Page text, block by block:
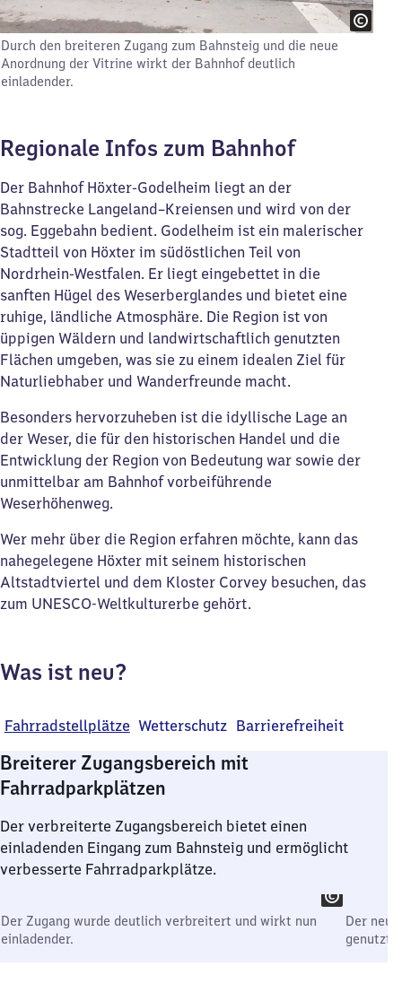
Durch den breiteren Zugang zum Bahnsteig und die neue
Anordnung der Vitrine wirkt der Bahnhof deutlich
einladender.
Regionale Infos zum Bahnhof
Der Bahnhof Höxter-Godelheim liegt an der
Bahnstrecke Langeland–Kreiensen und wird von der
sog. Eggebahn bedient. Godelheim ist ein malerischer
Stadtteil von Höxter im südöstlichen Teil von
Nordrhein-Westfalen. Er liegt eingebettet in die
sanften Hügel des Weserberglandes und bietet eine
ruhige, ländliche Atmosphäre. Die Region ist von
üppigen Wäldern und landwirtschaftlich genutzten
Flächen umgeben, was sie zu einem idealen Ziel für
Naturliebhaber und Wanderfreunde macht.
Besonders hervorzuheben ist die idyllische Lage an
der Weser, die für den historischen Handel und die
Entwicklung der Region von Bedeutung war sowie der
unmittelbar am Bahnhof vorbeiführende
Weserhöhenweg.
Wer mehr über die Region erfahren möchte, kann das
nahegelegene Höxter mit seinem historischen
Altstadtviertel und dem Kloster Corvey besuchen, das
zum UNESCO-Weltkulturerbe gehört.
Was ist neu?
Fahrradstellplätze Wetterschutz Barrierefreiheit
Breiterer Zugangsbereich mit
Fahrradparkplätzen
Der verbreiterte Zugangsbereich bietet einen
einladenden Eingang zum Bahnsteig und ermöglicht
verbesserte Fahrradparkplätze.
Der Zugang wurde deutlich verbreitert und wirkt nun
einladender.
Der neu
genutzt.